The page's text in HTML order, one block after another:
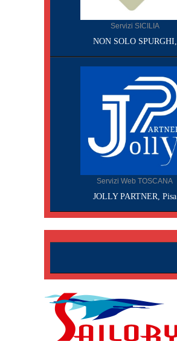
Servizi SICILIA
NON SOLO SPURGHI,
Servizi Web TOSCANA
JOLLY PARTNER, Pisa